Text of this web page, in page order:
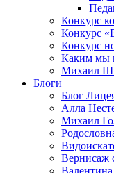
Конкурс
Конкурс
Конкурс
Каким мы
Михаил
Блоги
Блог
Алла
Михаил
Вернисаж